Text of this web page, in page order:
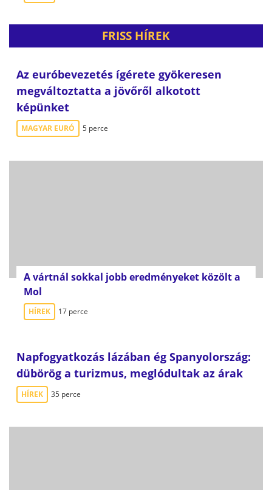
FRISS HÍREK
Az euróbevezetés ígérete gyökeresen
megváltoztatta a jövőről alkotott
képünket
MAGYAR EURÓ 5 perce
A vártnál sokkal jobb eredményeket közölt a
Mol
HÍREK 17 perce
Napfogyatkozás lázában ég Spanyolország:
dübörög a turizmus, meglódultak az árak
HÍREK 35 perce